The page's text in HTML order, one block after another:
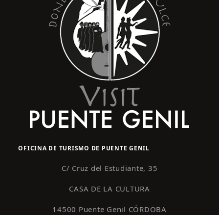
OFICINA DE TURISMO DE PUENTE GENIL
C/ Cruz del Estudiante, 35
CASA DE LA CULTURA
14500 Puente Genil CÓRDOBA